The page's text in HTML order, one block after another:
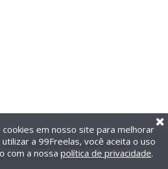
Todos os direitos reservados.
uso| Política de privacidade
em nosso site para melhorar
a 99Freelas, você aceita o uso
com a nossa política de privacidade.